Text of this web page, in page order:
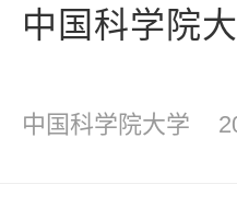
中国科学院
中国科学院大学